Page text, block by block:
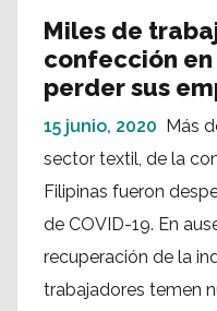
Miles de
confección
perder sus
15 junio, 2020 Más
sector textil, de la
Filipinas fueron
de COVID-19. En
recuperación de la
trabajadores temen